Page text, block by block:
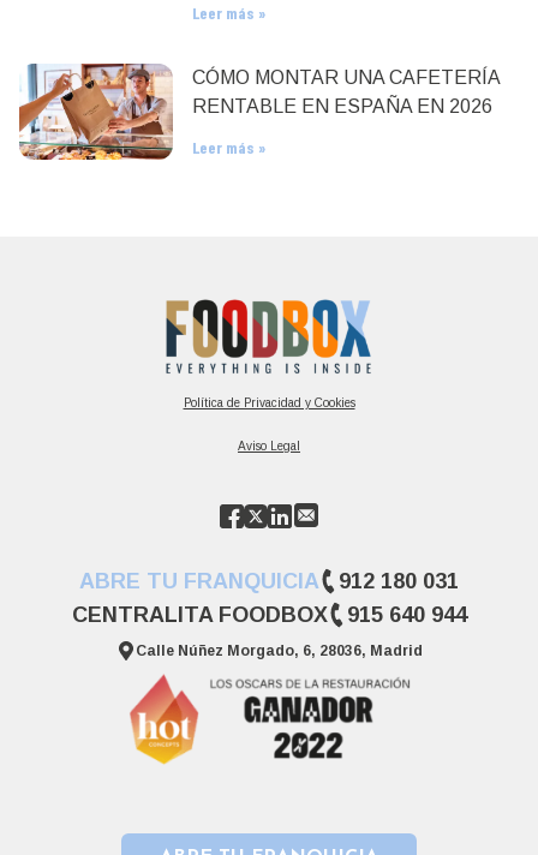
Leer más »
CÓMO MONTAR UNA CAFETERÍA
RENTABLE EN ESPAÑA EN 2026
Leer más »
ABRE TU FRANQUICIA
912 180 031
CENTRALITA FOODBOX
915 640 944
Calle Núñez Morgado, 6, 28036, Madrid
Política de Privacidad y Cookies
Aviso Legal